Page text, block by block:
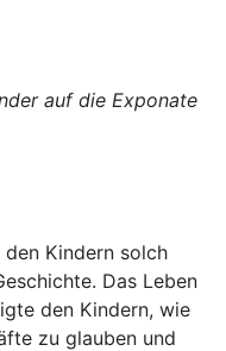
auf die Exponate
Kindern solch
Das Leben
den Kindern, wie
zu glauben und